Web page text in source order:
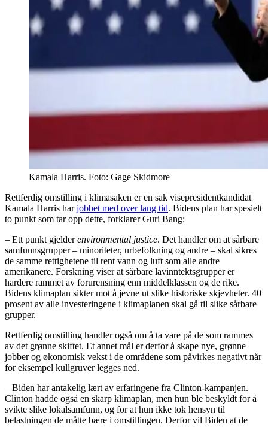
Kamala Harris. Foto: Gage Skidmore
Rettferdig omstilling i klimasaken er en sak visepresidentkandidat
Kamala Harris harjobbet med over lang tid. Bidens plan har spesielt
to punkt som tar opp dette, forklarer Guri Bang:
– Ett punkt gjelderenvironmental justice. Det handler om at sårbare
samfunnsgrupper – minoriteter, urbefolkning og andre – skal sikres
de samme rettighetene til rent vann og luft som alle andre
amerikanere. Forskning viser at sårbare lavinntektsgrupper er
hardere rammet av forurensning enn middelklassen og de rike.
Bidens klimaplan sikter mot å jevne ut slike historiske skjevheter. 40
prosent av alle investeringene i klimaplanen skal gå til slike sårbare
grupper.
Rettferdig omstilling handler også om å ta vare på de som rammes
av det grønne skiftet. Et annet mål er derfor å skape nye, grønne
jobber og økonomisk vekst i de områdene som påvirkes negativt når
for eksempel kullgruver legges ned.
– Biden har antakelig lært av erfaringene fra Clinton-kampanjen.
Clinton hadde også en skarp klimaplan, men hun ble beskyldt for å
svikte slike lokalsamfunn, og for at hun ikke tok hensyn til
belastningen de måtte bære i omstillingen. Derfor vil Biden at de